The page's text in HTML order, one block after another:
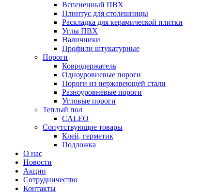
Вспененный ПВХ
Плинтус для столешницы
Раскладка для керамической плитки
Углы ПВХ
Наличники
Профили штукатурные
Пороги
Ковродержатель
Одноуровневые пороги
Пороги из нержавеющей стали
Разноуровневые пороги
Угловые пороги
Теплый пол
CALEO
Сопутствующие товары
Клей, герметик
Подложка
О нас
Новости
Акции
Сотрудничество
Контакты